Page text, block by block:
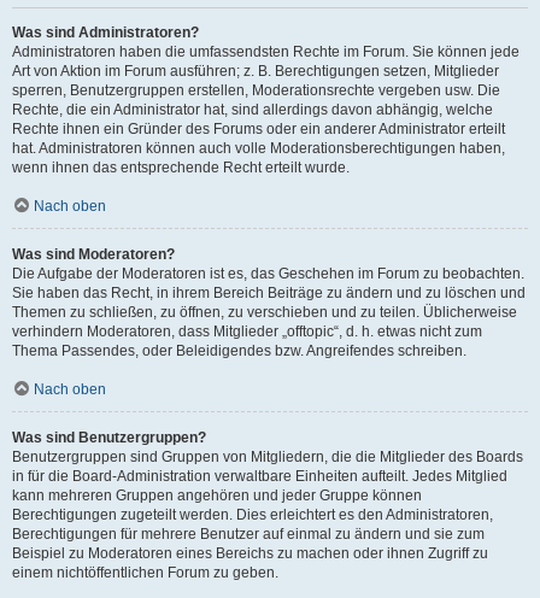
Was sind Administratoren?
Administratoren haben die umfassendsten Rechte im Forum. Sie können jede
Art von Aktion im Forum ausführen; z. B. Berechtigungen setzen, Mitglieder
sperren, Benutzergruppen erstellen, Moderationsrechte vergeben usw. Die
Rechte, die ein Administrator hat, sind allerdings davon abhängig, welche
Rechte ihnen ein Gründer des Forums oder ein anderer Administrator erteilt
hat. Administratoren können auch volle Moderationsberechtigungen haben,
wenn ihnen das entsprechende Recht erteilt wurde.
Nach oben
Was sind Moderatoren?
Die Aufgabe der Moderatoren ist es, das Geschehen im Forum zu beobachten.
Sie haben das Recht, in ihrem Bereich Beiträge zu ändern und zu löschen und
Themen zu schließen, zu öffnen, zu verschieben und zu teilen. Üblicherweise
verhindern Moderatoren, dass Mitglieder „offtopic“, d. h. etwas nicht zum
Thema Passendes, oder Beleidigendes bzw. Angreifendes schreiben.
Nach oben
Was sind Benutzergruppen?
Benutzergruppen sind Gruppen von Mitgliedern, die die Mitglieder des Boards
in für die Board-Administration verwaltbare Einheiten aufteilt. Jedes Mitglied
kann mehreren Gruppen angehören und jeder Gruppe können
Berechtigungen zugeteilt werden. Dies erleichtert es den Administratoren,
Berechtigungen für mehrere Benutzer auf einmal zu ändern und sie zum
Beispiel zu Moderatoren eines Bereichs zu machen oder ihnen Zugriff zu
einem nichtöffentlichen Forum zu geben.